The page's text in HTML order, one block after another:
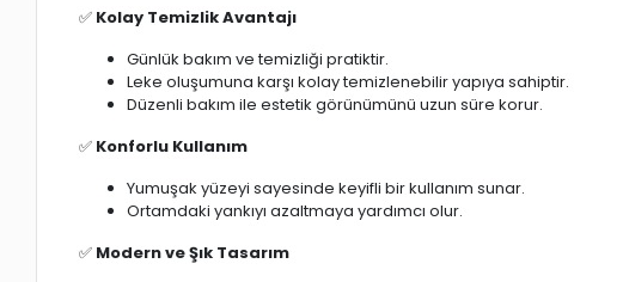
✅ Kolay Temizlik Avantajı
Günlük bakım ve temizliği pratiktir.
Leke oluşumuna karşı kolay temizlenebilir yapıya sahiptir.
Düzenli bakım ile estetik görünümünü uzun süre korur.
✅ Konforlu Kullanım
Yumuşak yüzeyi sayesinde keyifli bir kullanım sunar.
Ortamdaki yankıyı azaltmaya yardımcı olur.
✅ Modern ve Şık Tasarım